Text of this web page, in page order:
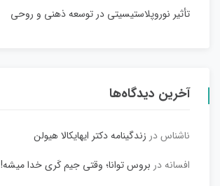
تأثیر نوروپلاستیسیتی در توسعه ذهنی و روحی
آخرین دیدگاه‌ها
ناشناسدر زندگینامه دکتر ایهایکالا هیولن
افسانه در بروس توانا؛ وقتی جیم کَری خدا میشه!